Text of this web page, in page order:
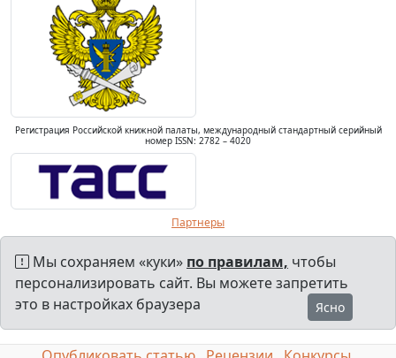
Регистрация Российской книжной палаты, международный стандартный серийный
номер ISSN: 2782 – 4020
Партнеры
Мы сохраняем «куки» по правилам, чтобы
персонализировать сайт. Вы можете запретить
это в настройках браузера
Ясно